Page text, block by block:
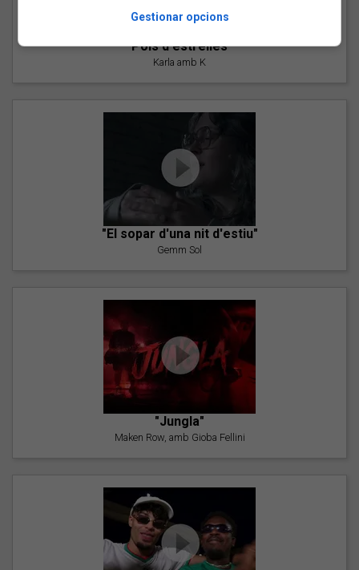
"Pols d'estrelles"
Karla amb K
"El sopar d'una nit d'estiu"
Gemm Sol
"Jungla"
Maken Row, amb Gioba Fellini
Gestionar opcions